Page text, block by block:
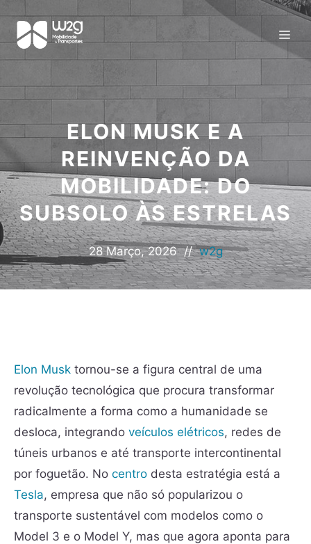
ELON MUSK E A
REINVENÇÃO DA
MOBILIDADE: DO
SUBSOLO ÀS ESTRELAS
28 Março, 2026 // w2g
Elon Musk tornou-se a figura central de uma
revolução tecnológica que procura transformar
radicalmente a forma como a humanidade se
desloca, integrando veículos elétricos, redes de
túneis urbanos e até transporte intercontinental
por foguetão. No centro desta estratégia está a
Tesla, empresa que não só popularizou o
transporte sustentável com modelos como o
Model 3 e o Model Y, mas que agora aponta para